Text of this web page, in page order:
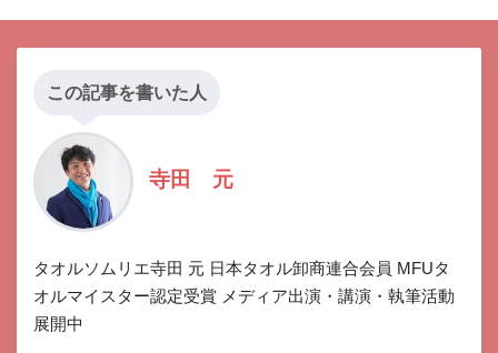
この記事を書いた人
寺田 元
タオルソムリエ寺田 元 日本タオル卸商連合会員 MFUタ
オルマイスター認定受賞 メディア出演・講演・執筆活動
展開中